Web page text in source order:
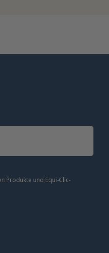
Produkte und Equi-Clic-